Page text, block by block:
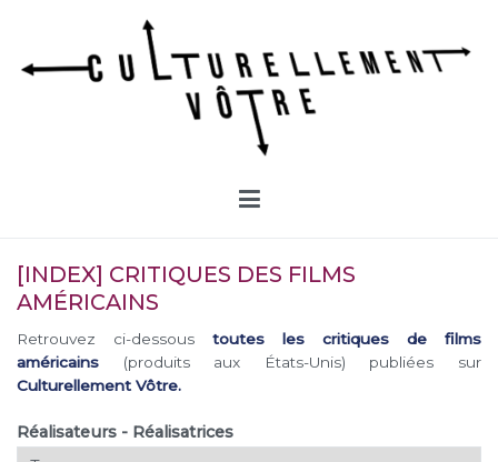
contenu
[INDEX] CRITIQUES DES FILMS
AMÉRICAINS
Retrouvez ci-dessous toutes les critiques de films
américains (produits aux États-Unis) publiées sur
Culturellement Vôtre.
Réalisateurs - Réalisatrices